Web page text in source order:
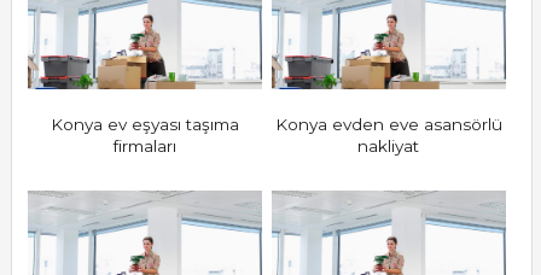
Konya ev eşyası taşıma
firmaları
Konya evden eve asansörlü
nakliyat